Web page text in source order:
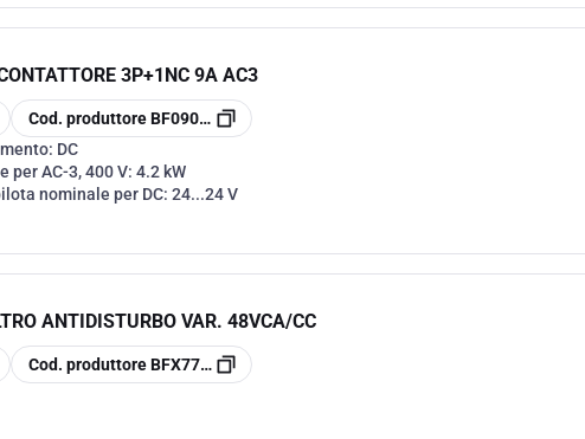
3P+1NC 9A AC3
copia
Cod. produttoreBF0901D024
DC
per AC-3, 400 V: 4.2 kW
nominale per DC: 24...24 V
ANTIDISTURBO VAR. 48VCA/CC
copia
Cod. produttore BFX77048